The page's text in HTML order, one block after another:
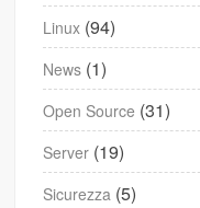
Linux (94)
News (1)
Open Source (31)
Server (19)
Sicurezza (5)